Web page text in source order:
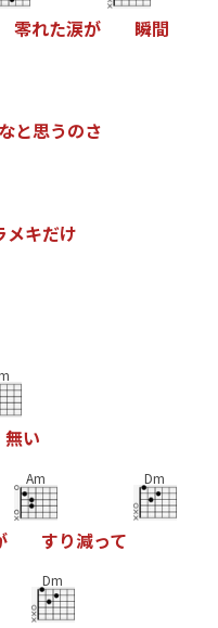
零れた涙が 瞬間
なと思うのさ
メキだけ
無い
Am
すり減って
Dm
Dm